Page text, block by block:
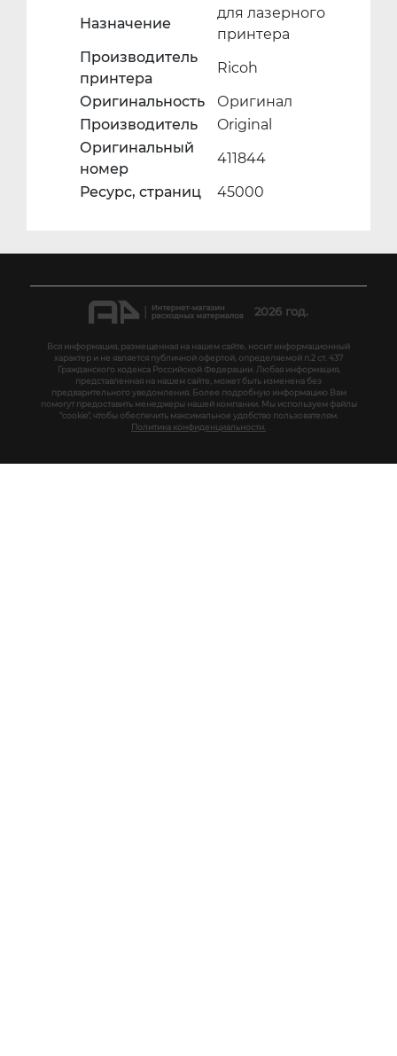
Назначение
для лазерного
принтера
Производитель
принтера
Ricoh
Оригинальность
Оригинал
Производитель
Original
Оригинальный
номер
411844
Ресурс, страниц
45000
2026 год.
Вся информация, размещенная на нашем сайте, носит информационный
характер и не является публичной офертой, определяемой п.2 ст. 437
Гражданского кодекса Российской Федерации. Любая информация,
представленная на нашем сайте, может быть изменена без
предварительного уведомления. Более подробную информацию Вам
помогут предоставить менеджеры нашей компании. Мы используем файлы
"cookie", чтобы обеспечить максимальное удобство пользователям.
Политика конфиденциальности.